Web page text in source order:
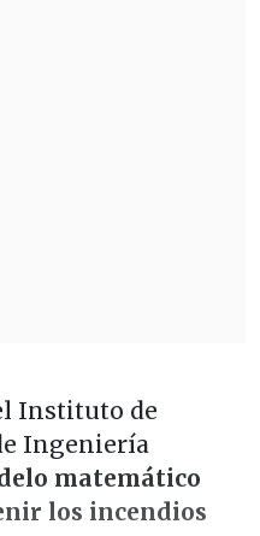
Instituto de
Ingeniería
matemático
los incendios